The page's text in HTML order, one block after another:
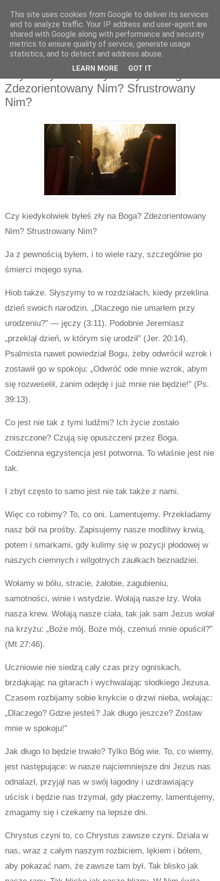
wtorek, marca 10, 2026
Czy kiedykolwiek byłeś zły na Boga?
Zdezorientowany Nim? Sfrustrowany
Nim?
Czy kiedykolwiek byłeś zły na Boga? Zdezorientowany
Nim? Sfrustrowany Nim?
Ja z pewnością byłem, i to wiele razy, szczególnie po
śmierci mojego syna.
Hiob także. Słyszymy to w rozdziałach, kiedy przeklina
dzień swoich narodzin. „Dlaczego nie umarłem przy
urodzeniu?” — jęczy (3:11). Podobnie Jeremiasz
„przeklął dzień, w którym się urodził” (Jer. 20:14).
Psalmista nawet powiedział Bogu, żeby odwrócił wzrok i
zostawił go w spokoju: „Odwróć ode mnie wzrok, abym
się rozweselił, zanim odejdę i już mnie nie będzie!” (Ps.
39:13).
Co jest nie tak z tymi ludźmi? Ich życie zostało
zniszczone? Czują się opuszczeni przez Boga.
Codzienna egzystencja jest potworna. To właśnie jest nie
tak.
I zbyt często to samo jest nie tak także z nami.
Więc co robimy? To, co oni. Lamentujemy. Przekładamy
nasz ból na prośby. Zapisujemy nasze modlitwy krwią,
potem i smarkami, gdy kulimy się w pozycji płodowej w
naszych ciemnych i wilgotnych zaułkach beznadziei.
Wołamy w bólu, stracie, żałobie, zagubieniu,
samotności, winie i wstydzie. Wołają nasze łzy. Woła
nasza krew. Wołają nasze ciała, tak jak sam Jezus wołał
na krzyżu: „Boże mój, Boże mój, czemuś mnie opuścił?”
(Mt 27:46).
Uczniowie nie siedzą cały czas przy ogniskach,
brzdąkając na gitarach i wychwalając słodkiego Jezusa.
Czasem rozbijamy sobie knykcie o drzwi nieba, wołając:
„Dlaczego? Gdzie jesteś? Jak długo jeszcze? Zostaw
mnie w spokoju!”
Jak długo to będzie trwało? Tylko Bóg wie. To, co wiemy,
jest następujące: w nasze najciemniejsze dni Jezus nas
odnalazł, przyjął nas w swój łagodny i uzdrawiający
uścisk i będzie nas trzymał, gdy płaczemy, lamentujemy,
zmagamy się i czekamy na lepsze dni.
Chrystus czyni to, co Chrystus zawsze czyni. Działa w
nas, wraz z całym naszym rozbiciem, lękiem i bólem,
aby pokazać nam, że zawsze tam był. Tak blisko jak
This site uses cookies from Google to deliver its services
and to analyze traffic. Your IP address and user-agent are
shared with Google along with performance and security
metrics to ensure quality of service, generate usage
statistics, and to detect and address abuse.
LEARN MORE GOT IT